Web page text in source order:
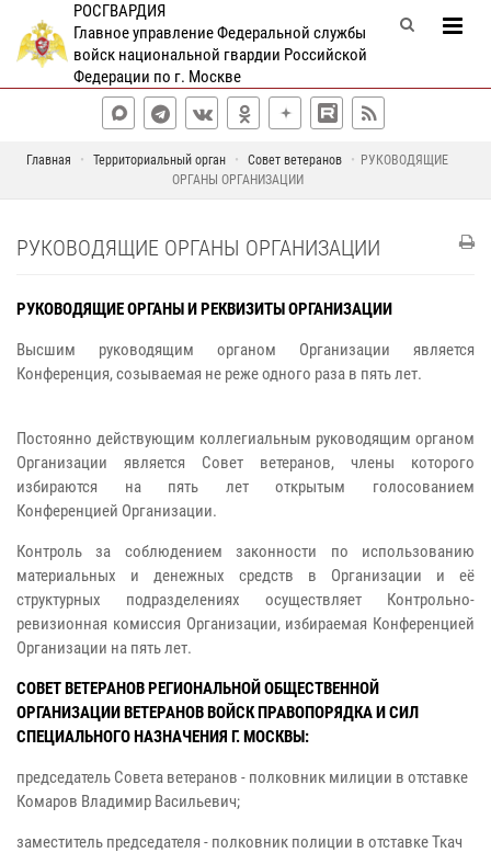
РОСГВАРДИЯ
Главное управление Федеральной службы
войск национальной гвардии Российской
Федерации по г. Москве
Главная Территориальный орган Совет ветеранов
РУКОВОДЯЩИЕ
ОРГАНЫ ОРГАНИЗАЦИИ
РУКОВОДЯЩИЕ ОРГАНЫ ОРГАНИЗАЦИИ
РУКОВОДЯЩИЕ ОРГАНЫ И РЕКВИЗИТЫ ОРГАНИЗАЦИИ
Высшим руководящим органом Организации является
Конференция, созываемая не реже одного раза в пять лет.
Постоянно действующим коллегиальным руководящим органом
Организации является Совет ветеранов, члены которого
избираются на пять лет открытым голосованием
Конференцией Организации.
Контроль за соблюдением законности по использованию
материальных и денежных средств в Организации и её
структурных подразделениях осуществляет Контрольно-
ревизионная комиссия Организации, избираемая Конференцией
Организации на пять лет.
СОВЕТ ВЕТЕРАНОВ РЕГИОНАЛЬНОЙ ОБЩЕСТВЕННОЙ
ОРГАНИЗАЦИИВЕТЕРАНОВ ВОЙСК ПРАВОПОРЯДКА И СИЛ
СПЕЦИАЛЬНОГО НАЗНАЧЕНИЯ Г. МОСКВЫ:
председатель Совета ветеранов - полковник милиции в отставке
Комаров Владимир Васильевич;
заместитель председателя - полковник полиции в отставке Ткач